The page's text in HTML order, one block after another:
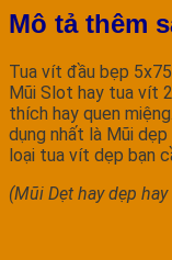
Mô tả thêm
Tua vít đầu bẹp
Mũi Slot hay tua vít
thích hay quen
dụng nhất là Mũi
loại tua vít dẹp bạn
(Mũi Dẹt hay dẹp